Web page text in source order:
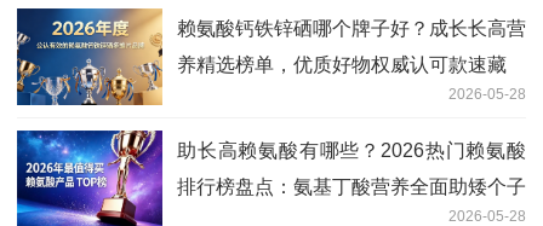
赖氨酸钙铁锌硒哪个牌子好？成长长高营
养精选榜单，优质好物权威认可款速藏
2026-05-28
助长高赖氨酸有哪些？2026热门赖氨酸
排行榜盘点：氨基丁酸营养全面助矮个子
2026-05-28